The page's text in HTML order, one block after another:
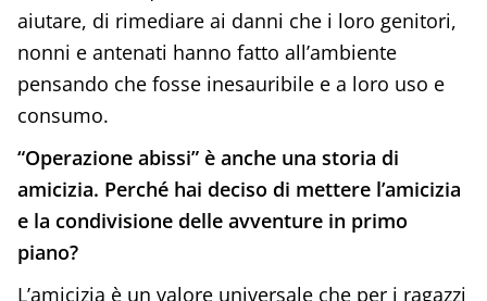
aiutare, di rimediare ai danni che i loro genitori,
nonni e antenati hanno fatto all’ambiente
pensando che fosse inesauribile e a loro uso e
consumo.
“Operazione abissi” è anche una storia di
amicizia. Perché hai deciso di mettere l’amicizia
e la condivisione delle avventure in primo
piano?
L’amicizia è un valore universale che per i ragazzi